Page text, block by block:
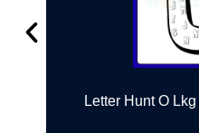
Letter Hunt O